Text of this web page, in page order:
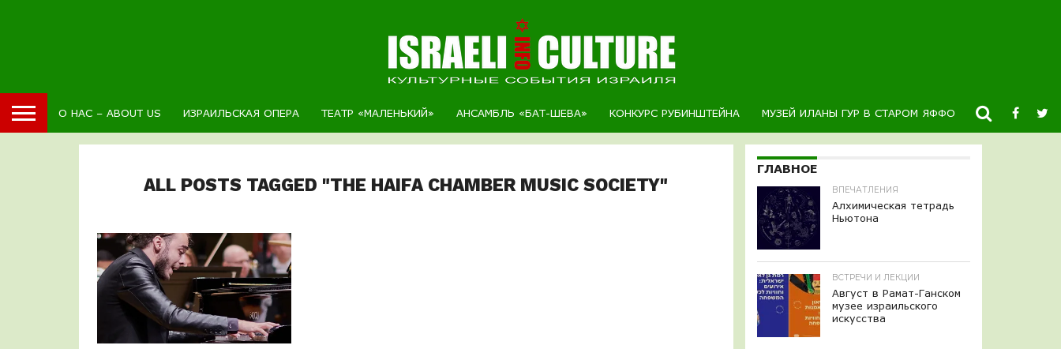
О НАС – ABOUT US ИЗРАИЛЬСКАЯ ОПЕРА ТЕАТР «МАЛЕНЬКИЙ» АНСАМБЛЬ «БАТ-ШЕВА» КОНКУРС РУБИНШТЕЙНА МУЗЕЙ ИЛАНЫ ГУР В СТАРОМ ЯФФО НОВОСТИ
ALL POSTS TAGGED "THE HAIFA CHAMBER MUSIC SOCIETY"
ГЛАВНОЕ
ВПЕЧАТЛЕНИЯ
Алхимическая тетрадь
Ньютона
ВСТРЕЧИ И ЛЕКЦИИ
Август в Рамат-Ганском
музее израильского
искусства